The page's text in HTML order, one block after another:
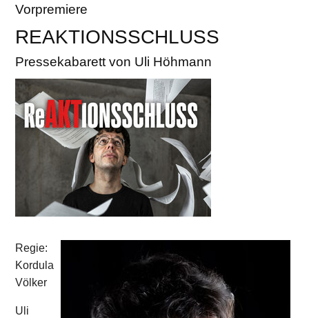
Vorpremiere
REAKTIONSSCHLUSS
Pressekabarett von Uli Höhmann
Regie:
Kordula
Völker
Uli